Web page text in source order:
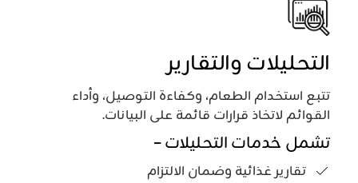
التحليلات والتقارير
تتبع استخدام الطعام، وكفاءة التوصيل، وأداء
القوائم لاتخاذ قرارات قائمة على البيانات.
تشمل خدمات التحليلات –
تقارير غذائية وضمان الالتزام